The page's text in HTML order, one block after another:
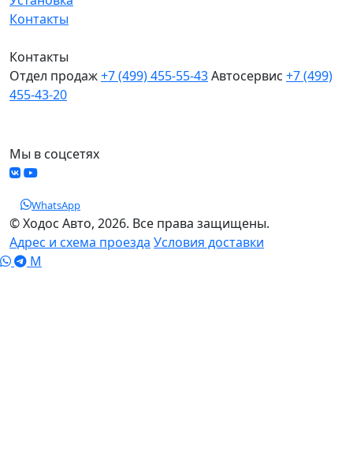
Контакты
Контакты
Отдел продаж+7 (499) 455-55-43Автосервис +7 (499)
455-43-20
Мы в соцсетях
WhatsApp
© Ходос Авто, 2026. Все права защищены.
Адрес и схема проезда Условия доставки
M